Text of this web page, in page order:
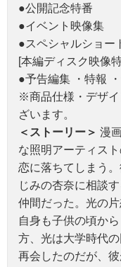
●公開記念特番
●イベント映像集
●スペシャルショー
[本編ディスク映像
●予告編集 ・特報
※商品仕様・デザ
ざいます。
＜ストーリー＞ 漫
な照明アーティス
恋に落ちてしまう
じみの杏奈に相談
仲間だった。光の
自身も子供の頃か
方、光は大学時代
再会したのだが、